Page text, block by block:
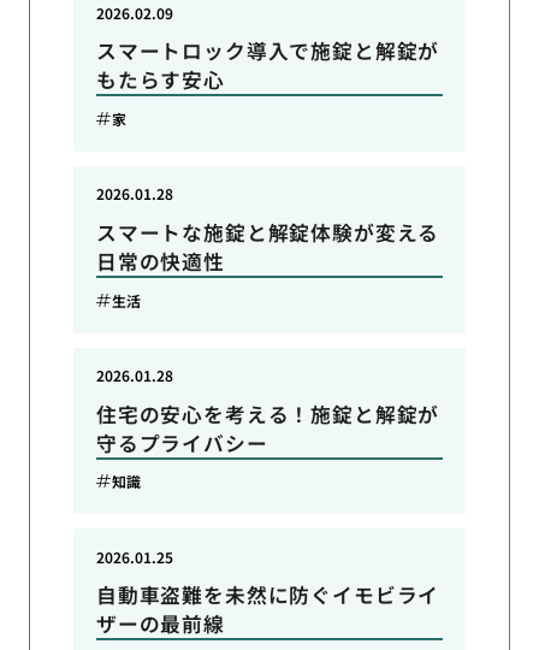
スマートロック導入で施錠と解錠が
もたらす安心
2026.02.09
家
スマートな施錠と解錠体験が変える
日常の快適性
2026.01.28
生活
住宅の安心を考える！施錠と解錠が
守るプライバシー
2026.01.28
知識
自動車盗難を未然に防ぐイモビライ
ザーの最前線
2026.01.25